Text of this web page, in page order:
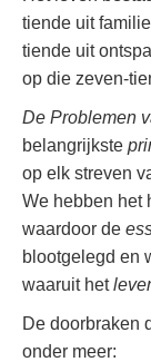
tiende uit
tiende uit
op die zeven-
De Problemen
belangrijkste
op elk streven
We hebben het
waardoor de
blootgelegd en
waaruit het
De doorbraken
onder meer: